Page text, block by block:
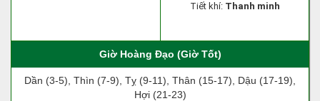
Tiết khí: Thanh minh
Giờ Hoàng Đạo (Giờ Tốt)
Dần (3-5), Thìn (7-9), Tỵ (9-11), Thân (15-17), Dậu (17-19),
Hợi (21-23)